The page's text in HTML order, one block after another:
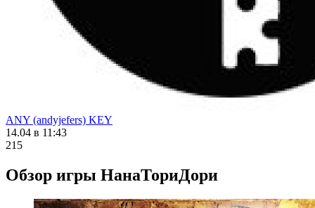
ANY (andyjefers) KEY
14.04 в 11:43
215
Обзор игры НанаТориДори